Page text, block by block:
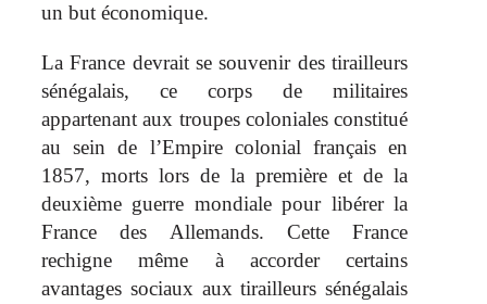
un but économique.
La France devrait se souvenir des tirailleurs
sénégalais, ce corps de militaires
appartenant aux troupes coloniales constitué
au sein de l’Empire colonial français en
1857, morts lors de la première et de la
deuxième guerre mondiale pour libérer la
France des Allemands. Cette France
rechigne même à accorder certains
avantages sociaux aux tirailleurs sénégalais